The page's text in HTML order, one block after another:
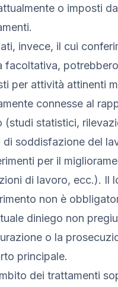
o imposti
invece, il cui
facoltativa,
per attività attinenti
connesse al
(studi statistici,
di soddisfazione del
per il
di lavoro, ecc.). Il
non è
diniego non
o la
principale.
dei trattamenti